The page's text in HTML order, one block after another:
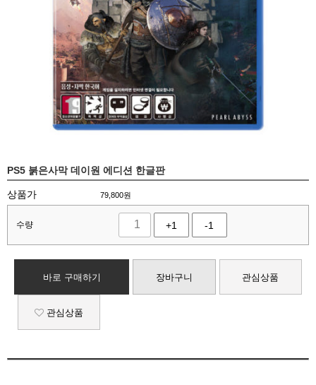
PS5 붉은사막 데이원 에디션 한글판
상품가 79,800원
수량 +1 -1
바로 구매하기 장바구니 관심상품
관심상품